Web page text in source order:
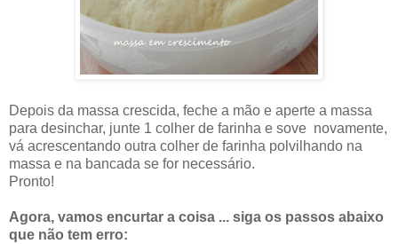
Depois da massa crescida, feche a mão e aperte a massa
para desinchar, junte 1 colher de farinha e sove novamente,
vá acrescentando outra colher de farinha polvilhando na
massa e na bancada se for necessário.
Pronto!
Agora, vamos encurtar a coisa ... siga os passos abaixo
que não tem erro: